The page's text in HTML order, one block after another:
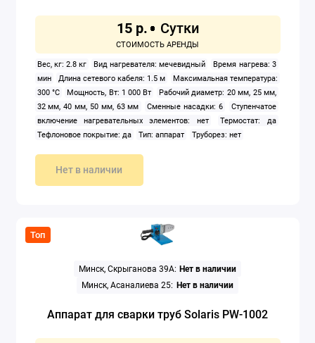
15 р.
Вес, кг: 2.8 кг Вид нагревателя: мечевидный
Время нагрева: 3
мин
Длина сетевого кабеля: 1.5 м
Максимальная температура:
300 °C
Мощность, Вт: 1 000 Вт
Рабочий диаметр: 20 мм, 25 мм,
32 мм, 40 мм, 50 мм, 63 мм
Сменные насадки: 6
Ступенчатое
включение нагревательных элементов: нет
Термостат: да
Тефлоновое покрытие: да
Тип: аппарат Труборез: нет
Нет в наличии
Топ
Минск, Скрыганова 39А: Нет в наличии
Минск, Асаналиева 25: Нет в наличии
Аппарат для сварки труб Solaris PW-1002